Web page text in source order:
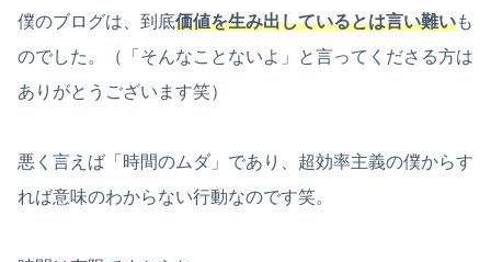
僕のブログは、到底価値を生み出しているとは言い難いも
のでした。（「そんなことないよ」と言ってくださる方は
ありがとうございます笑）
悪く言えば「時間のムダ」であり、超効率主義の僕からす
れば意味のわからない行動なのです笑。